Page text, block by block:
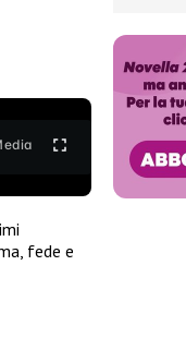
fede e